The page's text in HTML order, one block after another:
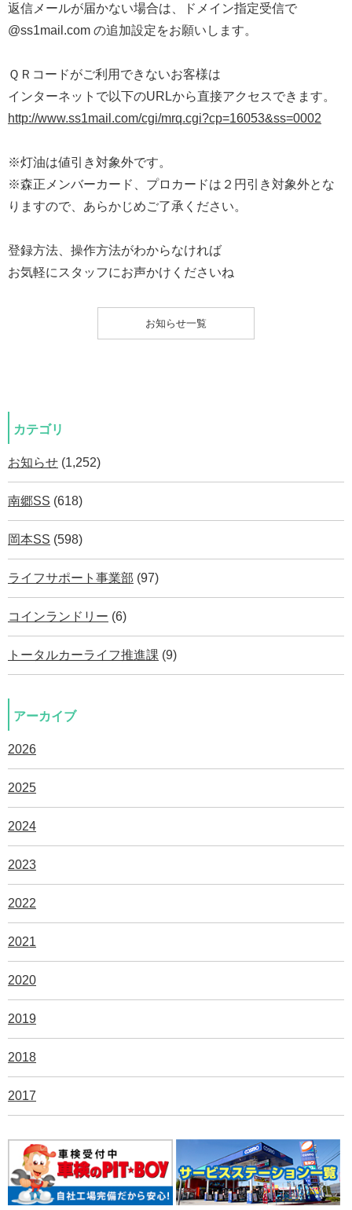
返信メールが届かない場合は、ドメイン指定受信で
@ss1mail.com の追加設定をお願いします。
ＱＲコードがご利用できないお客様は
インターネットで以下のURLから直接アクセスできます。
http://www.ss1mail.com/cgi/mrq.cgi?cp=16053&ss=0002
※灯油は値引き対象外です。
※森正メンバーカード、プロカードは２円引き対象外とな
りますので、あらかじめご了承ください。
登録方法、操作方法がわからなければ
お気軽にスタッフにお声かけくださいね
お知らせ一覧
カテゴリ
お知らせ (1,252)
南郷SS (618)
岡本SS (598)
ライフサポート事業部 (97)
コインランドリー (6)
トータルカーライフ推進課 (9)
アーカイブ
2026
2025
2024
2023
2022
2021
2020
2019
2018
2017